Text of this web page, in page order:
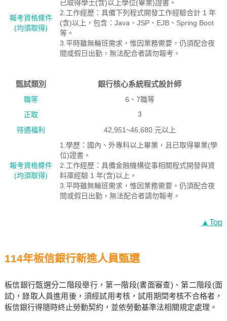
報考資格絛件
(均須取得)
已取得學士(含)以上學位(畢業)證書。
2.工作經歷：具備下列程式開發工作經驗合計 1 年
(含)以上，包含：Java、JSP、EJB、Spring Boot
等。
3.平時雖無輪班需求，惟因業務需要，仍須配合夜
間或假日出勤，無法配合者請勿報考。
甄試類別 銀行核心系統程式設計師
職等
6、7職等
正取
3
待遇福利
42,951~46,680 元以上
報考資格絛件
(均須取得)
1.學歷：國內、外專科以上畢業，且已取得畢業(學
位)證書。
2.工作經歷：具備金融機構從事相關程式開發與資
料庫經驗 1 年(含)以上。
3.平時雖無輪班需求，惟因業務需要，仍須配合夜
間或假日出勤，無法配合者請勿報考。
▲Top
114年板信銀行新進人員甄選
板信銀行甄選分二階段舉行，第一階段(書面審查)、第二階段(面
試)，錄取人員進用後，須經試用考核，試用期間考核不合格者，
板信銀行得隨時終止勞動契約，並依勞動基準法相關規定處理。